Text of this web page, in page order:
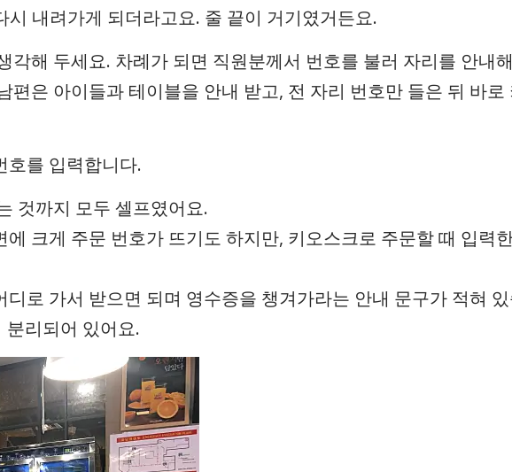
내려가게 되더라고요. 줄 끝이 거기였거든요.
각해 두세요. 차례가 되면 직원분께서 번호를 불러 자리를 안내
편은 아이들과 테이블을 안내 받고, 전 자리 번호만 들은 뒤 바로
호를 입력합니다.
것까지 모두 셀프였어요.
크게 주문 번호가 뜨기도 하지만, 키오스크로 주문할 때 입력
로 가서 받으면 되며 영수증을 챙겨가라는 안내 문구가 적혀
리되어 있어요.